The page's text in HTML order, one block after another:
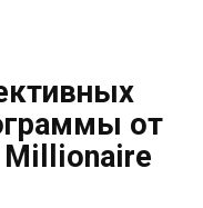
от
Millionaire